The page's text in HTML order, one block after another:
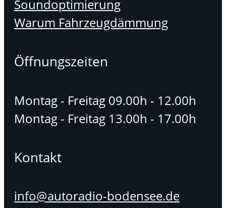
Soundoptimierung
Warum Fahrzeugdämmung
Öffnungszeiten
Montag - Freitag 09.00h - 12.00h
Montag - Freitag 13.00h - 17.00h
Kontakt
info@autoradio-bodensee.de